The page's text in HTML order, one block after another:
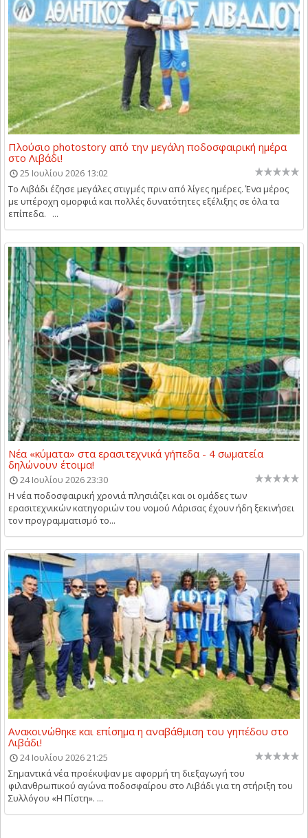
Πλούσιο photostory από την μεγάλη ποδοσφαιρική ημέρα
στο Λιβάδι!
25 Ιουλίου 2026 13:02
Το Λιβάδι έζησε μεγάλες στιγμές πριν από λίγες ημέρες. Ένα μέρος
με υπέροχη ομορφιά και πολλές δυνατότητες εξέλιξης σε όλα τα
επίπεδα. ...
Νέα «κύματα» στα ερασιτεχνικά γήπεδα - 4 σωματεία
δηλώνουν έτοιμα!
24 Ιουλίου 2026 23:30
Η νέα ποδοσφαιρική χρονιά πλησιάζει και οι ομάδες των
ερασιτεχνικών κατηγοριών του νομού Λάρισας έχουν ήδη ξεκινήσει
τον προγραμματισμό το...
Ανακοινώθηκε και επίσημα η αναβάθμιση του γηπέδου στο
Λιβάδι!
24 Ιουλίου 2026 21:25
Σημαντικά νέα προέκυψαν με αφορμή τη διεξαγωγή του
φιλανθρωπικού αγώνα ποδοσφαίρου στο Λιβάδι για τη στήριξη του
Συλλόγου «Η Πίστη». ...